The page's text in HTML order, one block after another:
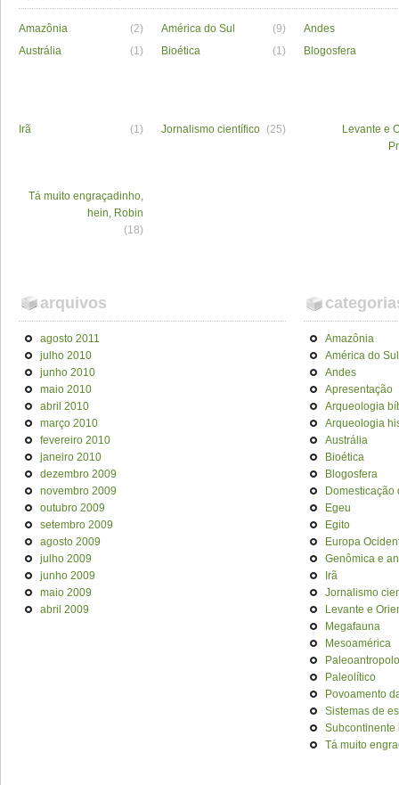
Amazônia (2) América do Sul (9)
Andes
Austrália
(1) Bioética (1) Blogosfera
Irã (1) Jornalismo científico (25)
Levante e
Tá muito engraçadinho,
hein, Robin
(18)
arquivos
agosto 2011
julho 2010
junho 2010
maio 2010
abril 2010
março 2010
fevereiro 2010
janeiro 2010
dezembro 2009
novembro 2009
outubro 2009
setembro 2009
agosto 2009
julho 2009
junho 2009
maio 2009
abril 2009
Amazônia
América do Sul
Andes
Apresentação
Arqueologia
Arqueologia
Austrália
Bioética
Blogosfera
Domesticação
Egeu
Egito
Europa
Genômica e
Irã
Jornalismo
Levante e
Megafauna
Mesoamérica
Paleolítico
Povoamento
Sistemas de
Subcontinente
Tá muito